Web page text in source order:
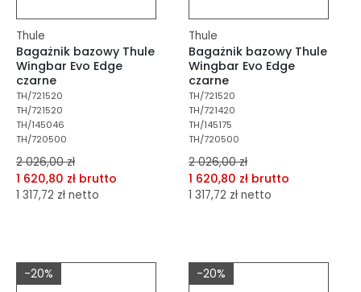
Thule
Bagażnik bazowy Thule
Wingbar Evo Edge
czarne
TH/721520
TH/721520
TH/145046
TH/720500
2 026,00 zł
1 620,80 zł brutto
1 317,72 zł netto
Do koszyka
Thule
Bagażnik bazowy Thule
Wingbar Evo Edge
czarne
TH/721520
TH/721420
TH/145175
TH/720500
2 026,00 zł
1 620,80 zł brutto
1 317,72 zł netto
Do koszyka
-20%
-20%